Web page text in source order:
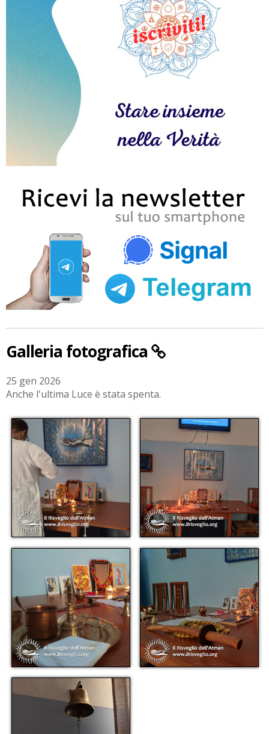
Galleria fotografica
25 gen 2026
Anche l'ultima Luce è stata spenta.